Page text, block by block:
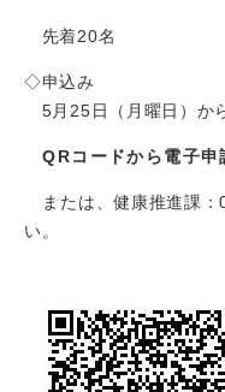
先着20名
◇申込み
5月25日（月曜日）か
QRコードから電子申
または、健康推進課
い。